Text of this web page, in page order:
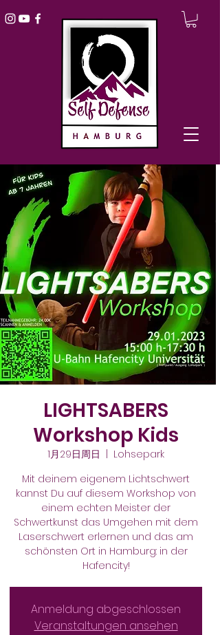
LIGHTSABERS
Workshop Kids
1月29日周日
Lohsepark
Mit deinem eigenem Lichtschwert
kannst Du auf diesem Workshop von
einem echten Meister der
Schwertkunst das Umgehen mit dem
Laserschwert erlernen und das am
schönsten Ort in Hamburg: in der
Hafencity!
Anmeldung abgeschlossen
Veranstaltungen ansehen